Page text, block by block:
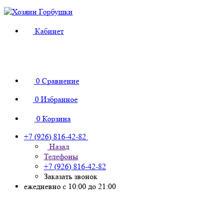
Кабинет
0 Сравнение
0 Избранное
0 Корзина
+7 (926) 816-42-82
Назад
Телефоны
+7 (926) 816-42-82
Заказать звонок
ежедневно с 10:00 до 21:00